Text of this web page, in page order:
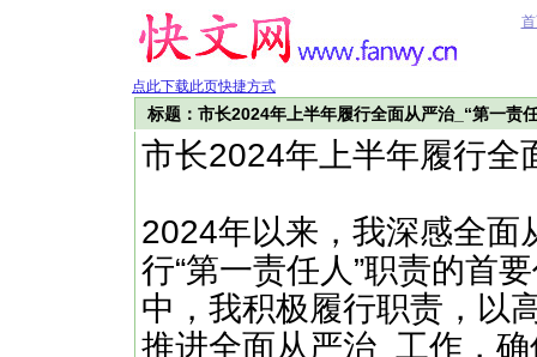
点此下载此页快捷方式
标题：市长2024年上半年履行全面从严治_“第一责
市长2024年上半年履行全
2024年以来，我深感全面
行“第一责任人”职责的首
中，我积极履行职责，以
推进全面从严治_工作，